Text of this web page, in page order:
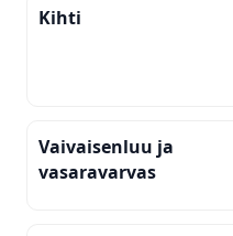
Kihti
Vaivaisenluu ja
vasaravarvas